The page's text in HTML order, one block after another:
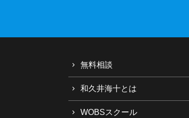
無料相談
和久井海十とは
WOBSスクール